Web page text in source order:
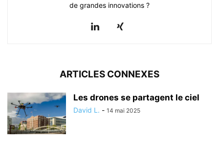
de grandes innovations ?
ARTICLES CONNEXES
Les drones se partagent le ciel
David L. - 14 mai 2025